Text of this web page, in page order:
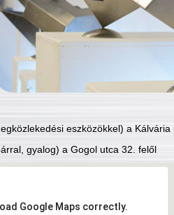
eszközökkel) a Kálvária
gyalog) a Gogol utca 32. felől
Google Maps correctly.